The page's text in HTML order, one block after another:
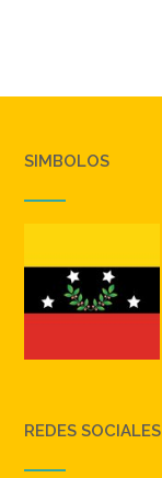
SIMBOLOS
REDES SOCIALES